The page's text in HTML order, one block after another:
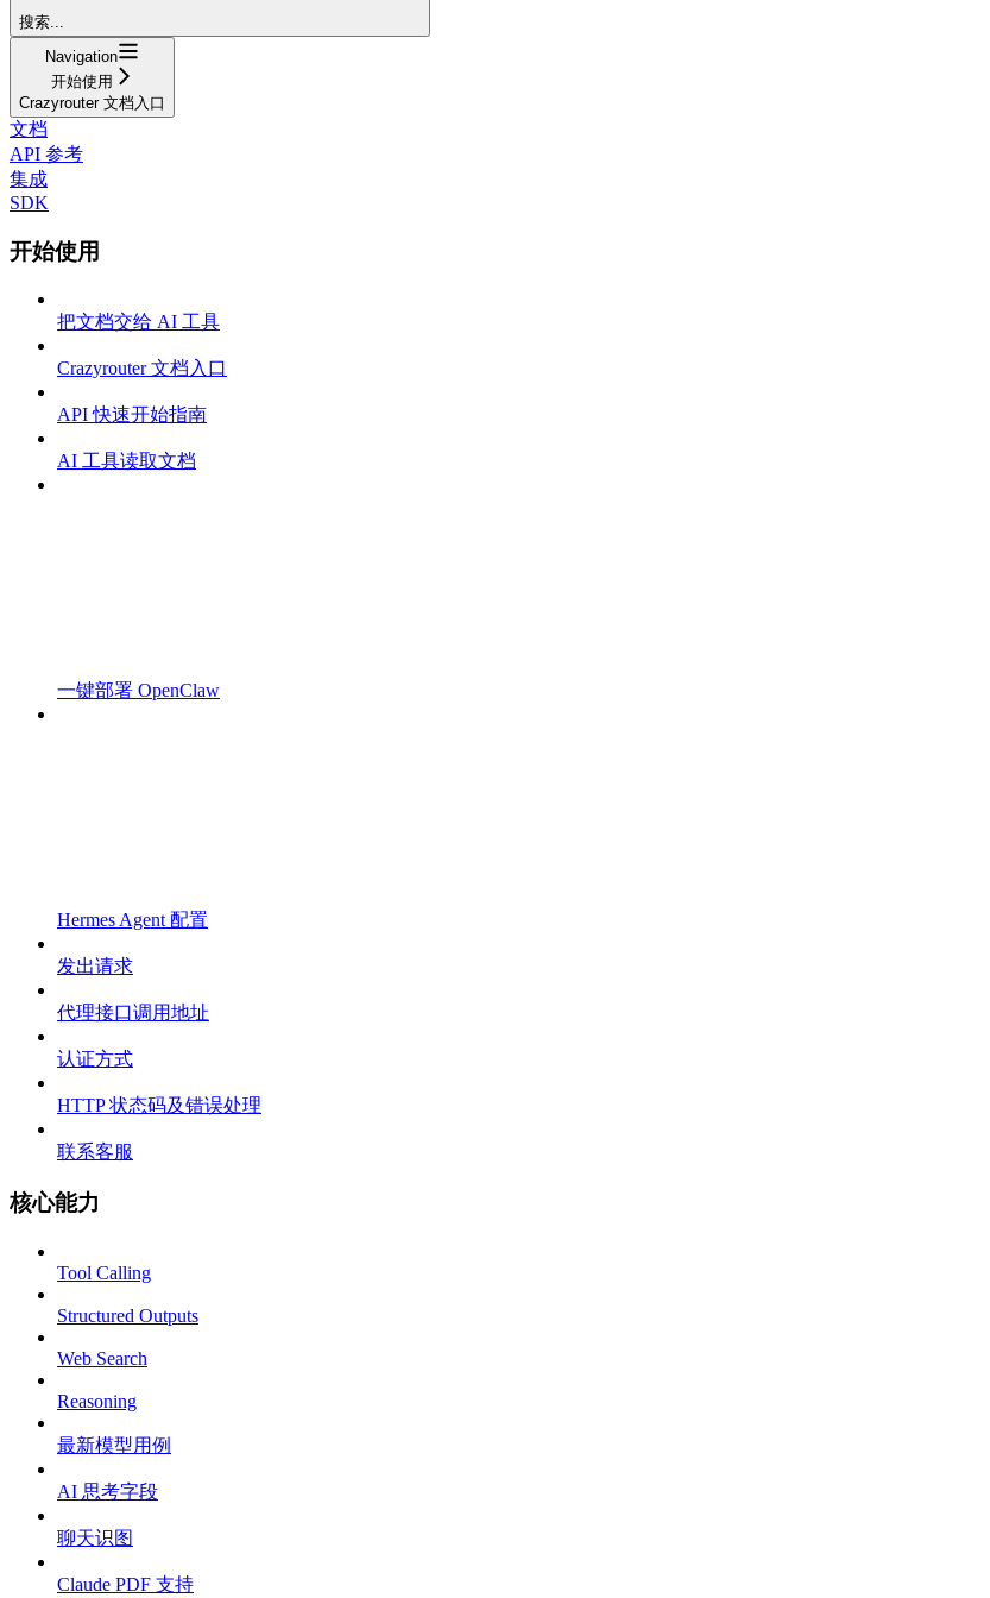
搜索...
Navigation
开始使用
Crazyrouter 文档入口
文档
API 参考
集成
SDK
开始使用
把文档交给 AI 工具
Crazyrouter 文档入口
API 快速开始指南
AI 工具读取文档
一键部署 OpenClaw
Hermes Agent 配置
发出请求
代理接口调用地址
认证方式
HTTP 状态码及错误处理
联系客服
核心能力
Tool Calling
Structured Outputs
Web Search
Reasoning
最新模型用例
AI 思考字段
聊天识图
Claude PDF 支持